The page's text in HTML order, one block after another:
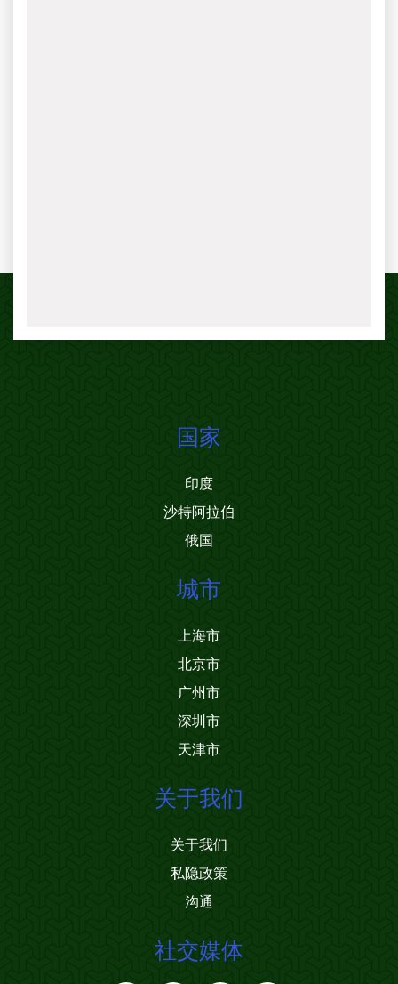
国家
印度
沙特阿拉伯
俄国
城市
上海市
北京市
广州市
深圳市
天津市
关于我们
关于我们
私隐政策
沟通
社交媒体